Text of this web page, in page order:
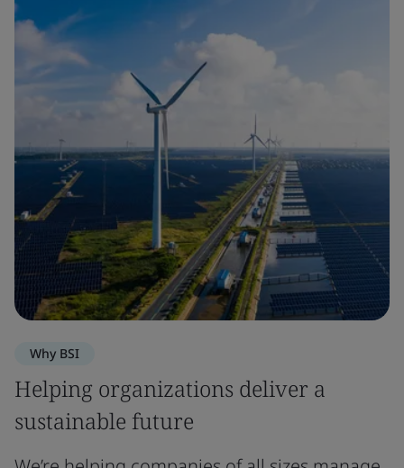
Why BSI
Helping organizations deliver a
sustainable future